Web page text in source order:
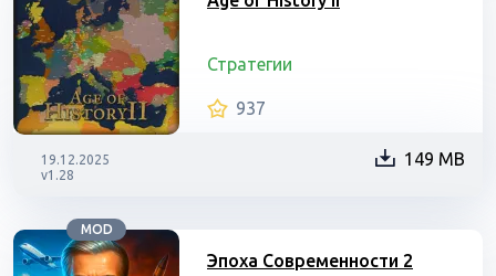
Стратегии
937
19.12.2025
v1.28
149 MB
MOD
Эпоха Современности 2